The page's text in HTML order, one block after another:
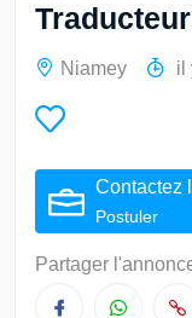
Niamey il
Contactez
Postuler
Partager